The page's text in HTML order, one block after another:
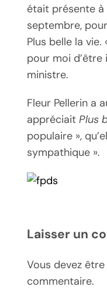
était présente à
septembre,
Plus belle la vie.
pour moi d’être
ministre.
Fleur Pellerin a
appréciait Plus
populaire »,
sympathique ».
Laisser un
Vous devez
commentaire.